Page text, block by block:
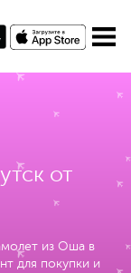
от
из Оша в
для покупки и